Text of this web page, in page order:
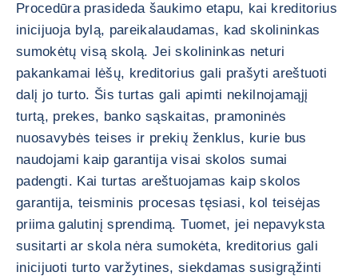
Procedūra prasideda šaukimo etapu, kai kreditorius
inicijuoja bylą, pareikalaudamas, kad skolininkas
sumokėtų visą skolą. Jei skolininkas neturi
pakankamai lėšų, kreditorius gali prašyti areštuoti
dalį jo turto. Šis turtas gali apimti nekilnojamąjį
turtą, prekes, banko sąskaitas, pramoninės
nuosavybės teises ir prekių ženklus, kurie bus
naudojami kaip garantija visai skolos sumai
padengti. Kai turtas areštuojamas kaip skolos
garantija, teisminis procesas tęsiasi, kol teisėjas
priima galutinį sprendimą. Tuomet, jei nepavyksta
susitarti ar skola nėra sumokėta, kreditorius gali
inicijuoti turto varžytines, siekdamas susigrąžinti